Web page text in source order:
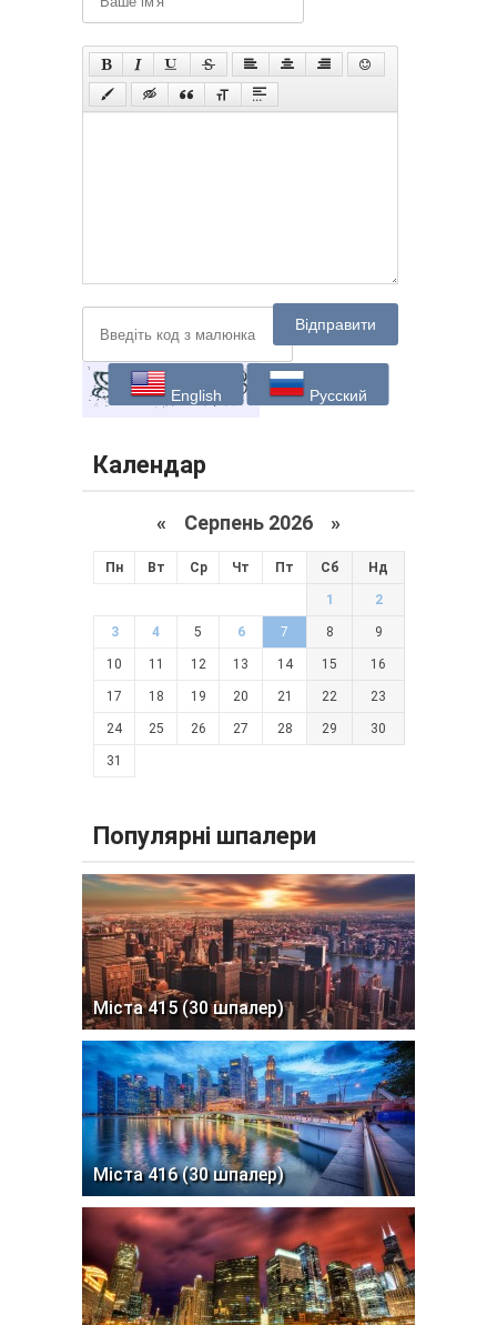
Відправити
English Русский
Календар
« Серпень 2026 »
Пн Вт Ср Чт Пт Сб Нд
1 2
3 4 5 6 7 8 9
10 11 12 13 14 15 16
17 18 19 20 21 22 23
24 25 26 27 28 29 30
31
Популярні шпалери
Міста 415 (30 шпалер)
Міста 416 (30 шпалер)